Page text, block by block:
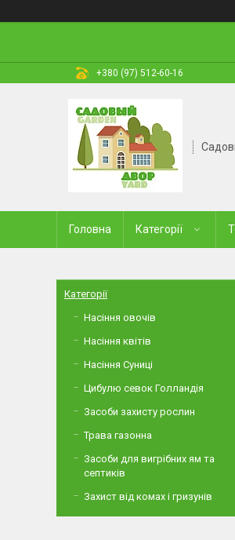
+380 (97) 512-60-16
Головна Категорії
Категорії
Насіння овочів
Насіння квітів
Насіння Суниці
Цибулю севок Голландія
Засоби захисту рослин
Трава газонна
Засоби для вигрібних ям та
септиків
Захист від комах і гризунів